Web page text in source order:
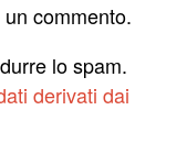
commento.
lo spam.
derivati dai